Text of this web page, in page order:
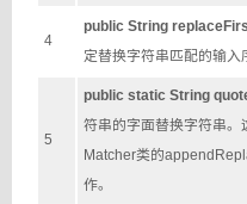
4
public String
定替换字符串匹配的输入
5
public static String
符串的字面替换字符串。
Matcher类的
作。